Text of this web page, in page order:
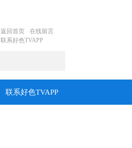
返回首页
在线留言
联系好色TVAPP
联系好色TVAPP